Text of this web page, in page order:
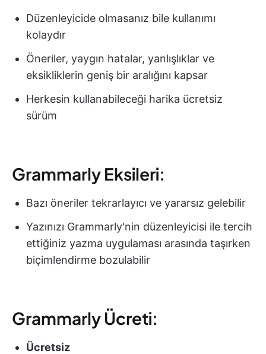
Düzenleyicide olmasanız bile kullanımı
kolaydır
Öneriler, yaygın hatalar, yanlışlıklar ve
eksikliklerin geniş bir aralığını kapsar
Herkesin kullanabileceği harika ücretsiz
sürüm
Grammarly Eksileri:
Bazı öneriler tekrarlayıcı ve yararsız gelebilir
Yazınızı Grammarly'nin düzenleyicisi ile tercih
ettiğiniz yazma uygulaması arasında taşırken
biçimlendirme bozulabilir
Grammarly Ücreti:
Ücretsiz